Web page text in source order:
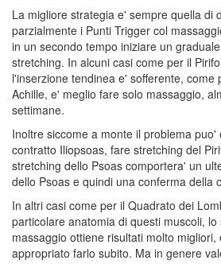
La migliore strategia e' sempre quella di
parzialmente i Punti Trigger col
in un secondo tempo iniziare un
stretching. In alcuni casi come per il
l'inserzione tendinea e' sofferente, come
Achille, e' meglio fare solo massaggio,
settimane.
Inoltre siccome a monte il problema
contratto Iliopsoas, fare stretching del
stretching dello Psoas comportera' un
dello Psoas e quindi una conferma della
In altri casi come per il Quadrato dei
particolare anatomia di questi muscoli,
massaggio ottiene risultati molto
appropriato farlo subito. Ma in genere